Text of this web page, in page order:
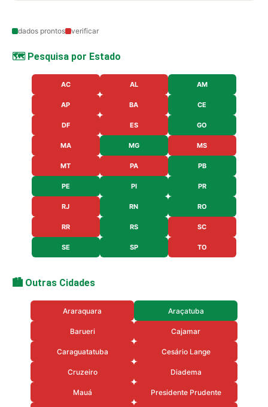
dados prontos verificar
🗺️ Pesquisa por Estado
AC AL AM
AP BA CE
DF ES GO
MA MG MS
MT PA PB
PE PI PR
RJ RN RO
RR RS SC
SE SP TO
🏙️ Outras Cidades
Araraquara Araçatuba
Barueri Cajamar
Caraguatatuba Cesário Lange
Cruzeiro Diadema
Mauá Presidente Prudente